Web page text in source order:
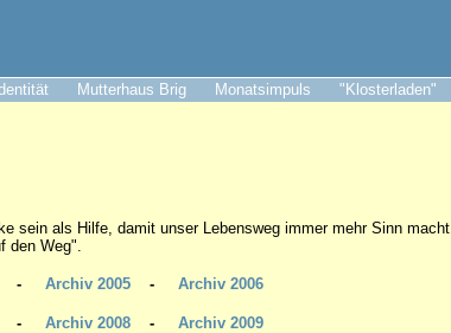
Mutterhaus Brig Monatsimpuls "Klosterladen"
sein als Hilfe, damit unser Lebensweg immer mehr Sinn macht.
den Weg".
Archiv 2005 - Archiv 2006
- Archiv 2008 - Archiv 2009